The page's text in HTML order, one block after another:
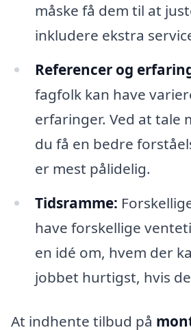
måske få dem til at
inkludere ekstra
Referencer og
fagfolk kan have
erfaringer. Ved at tale
du få en bedre
er mest pålidelig.
Tidsramme:
have forskellige
en idé om, hvem der
jobbet hurtigst, hvis
At indhente tilbud på